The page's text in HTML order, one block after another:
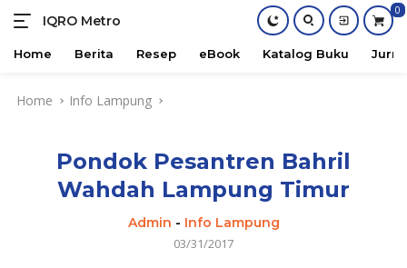
IQRO Metro
Lets
Bright
0
Home Berita Resep eBook Katalog Buku
Home Info Lampung
Pondok Pesantren Bahril
Wahdah Lampung Timur
Admin - Info Lampung
03/31/2017